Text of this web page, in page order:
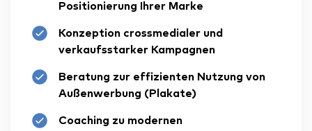
Positionierung Ihrer Marke
Konzeption crossmedialer und
verkaufsstarker Kampagnen
Beratung zur effizienten Nutzung von
Außenwerbung (Plakate)
Coaching zu modernen